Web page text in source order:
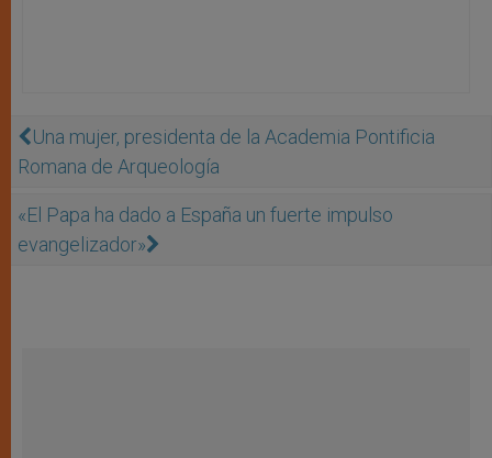
Una mujer, presidenta de la Academia Pontificia
Romana de Arqueología
«El Papa ha dado a España un fuerte impulso
evangelizador»